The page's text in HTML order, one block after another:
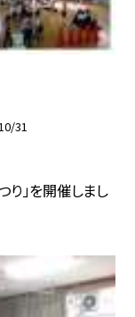
31
り」を開催しまし